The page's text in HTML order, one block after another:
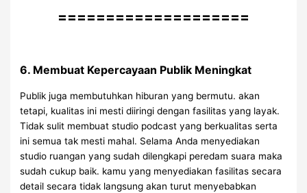
====================
6. Membuat Kepercayaan Publik Meningkat
Publik juga membutuhkan hiburan yang bermutu. akan
tetapi, kualitas ini mesti diiringi dengan fasilitas yang layak.
Tidak sulit membuat studio podcast yang berkualitas serta
ini semua tak mesti mahal. Selama Anda menyediakan
studio ruangan yang sudah dilengkapi peredam suara maka
sudah cukup baik. kamu yang menyediakan fasilitas secara
detail secara tidak langsung akan turut menyebabkan